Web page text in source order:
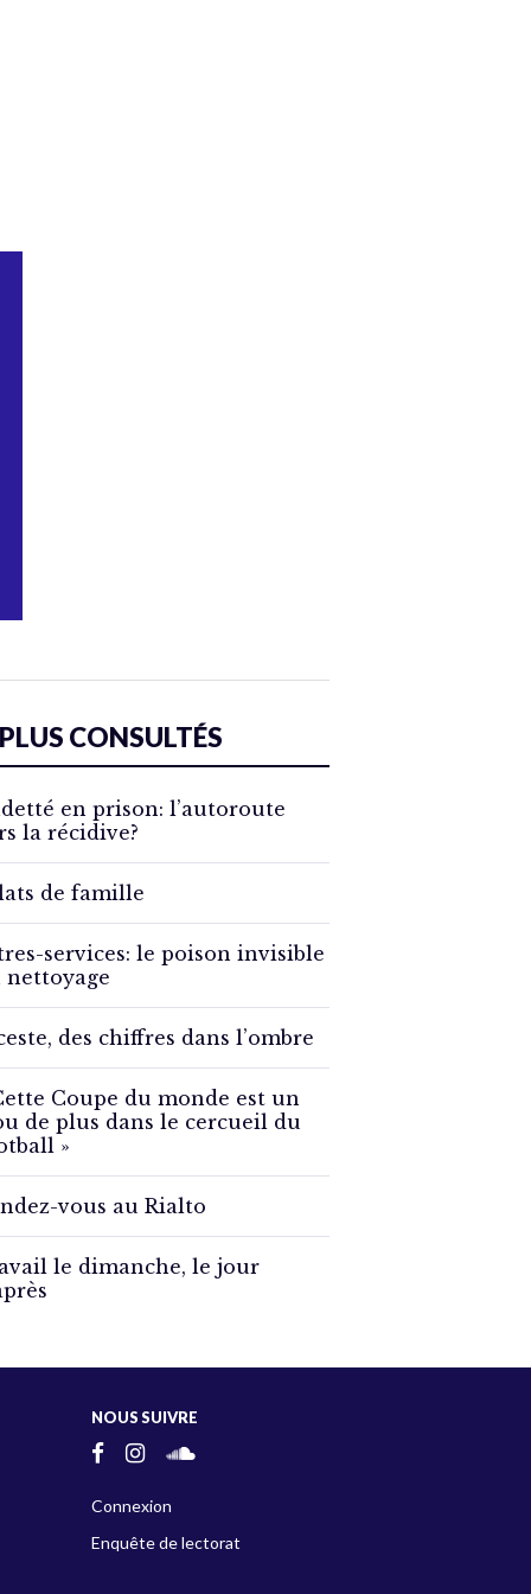
CONSULTÉS
en prison: l’autoroute
la récidive?
de famille
services: le poison invisible
nettoyage
des chiffres dans l’ombre
Coupe du monde est un
de plus dans le cercueil du
»
vous au Rialto
le dimanche, le jour
NOUS SUIVRE
Connexion
Enquête de lectorat